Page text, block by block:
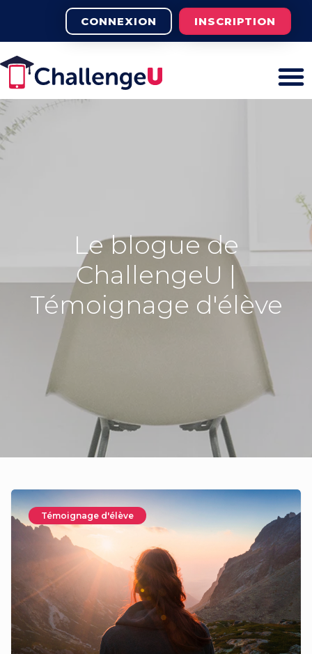
CONNEXION INSCRIPTION
Le blogue de
ChallengeU |
Témoignage d'élève
Témoignage d'élève